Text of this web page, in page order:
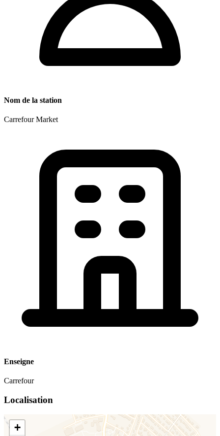
Nom de la station
Carrefour Market
Enseigne
Carrefour
Localisation
+